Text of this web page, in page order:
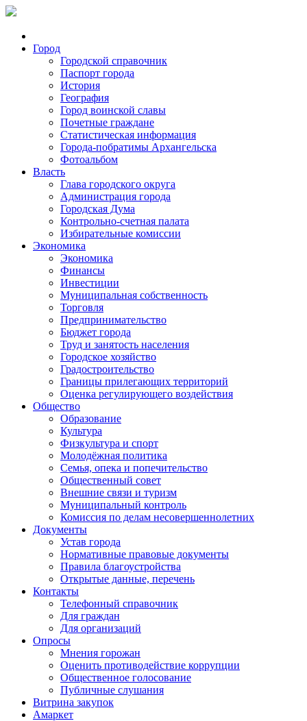
Город
Городской справочник
Паспорт города
История
География
Город воинской славы
Почетные граждане
Статистическая информация
Города-побратимы Архангельска
Фотоальбом
Власть
Глава городского округа
Администрация города
Городская Дума
Контрольно-счетная палата
Избирательные комиссии
Экономика
Экономика
Финансы
Инвестиции
Муниципальная собственность
Торговля
Предпринимательство
Бюджет города
Труд и занятость населения
Городское хозяйство
Градостроительство
Границы прилегающих территорий
Оценка регулирующего воздействия
Общество
Образование
Культура
Физкультура и спорт
Молодёжная политика
Семья, опека и попечительство
Общественный совет
Внешние связи и туризм
Муниципальный контроль
Комиссия по делам несовершеннолетних
Документы
Устав города
Нормативные правовые документы
Правила благоустройства
Открытые данные, перечень
Контакты
Телефонный справочник
Для граждан
Для организаций
Опросы
Мнения горожан
Оценить противодействие коррупции
Общественное голосование
Публичные слушания
Витрина закупок
Амаркет